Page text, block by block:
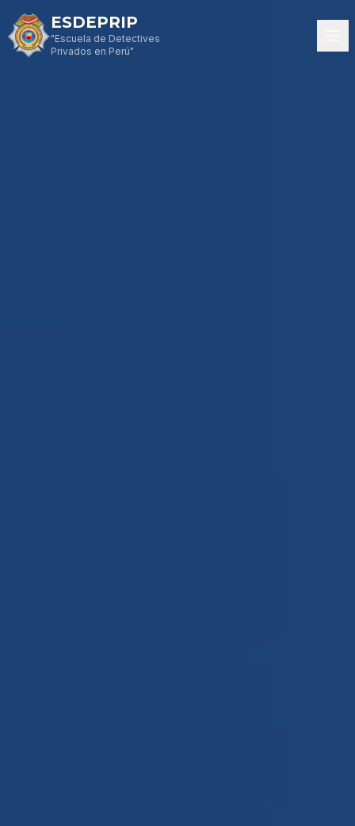
ESDEPRIP
"Escuela de Detectives
Privados en Perú"